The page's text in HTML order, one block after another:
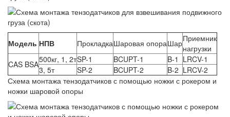
Модель НПВ ПрокладкаШаровая опораШарПриемник
нагрузки
CAS BSA500кг, 1, 2тSP-1 BCUPT-1 B-1 LRCV-1
3, 5т
SP-2 BCUPT-2 B-2 LRCV-2
Схема монтажа тензодатчиков с помощью ножки с рокером и
ножки шаровой опоры